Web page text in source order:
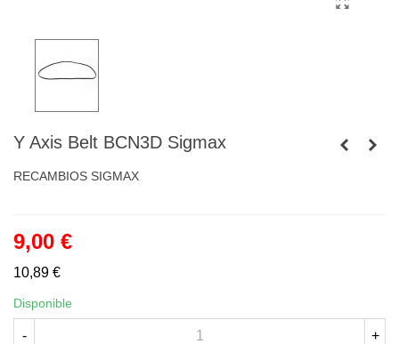
Y Axis Belt BCN3D Sigmax
RECAMBIOS SIGMAX
9,00 €
10,89 €
Disponible
- +